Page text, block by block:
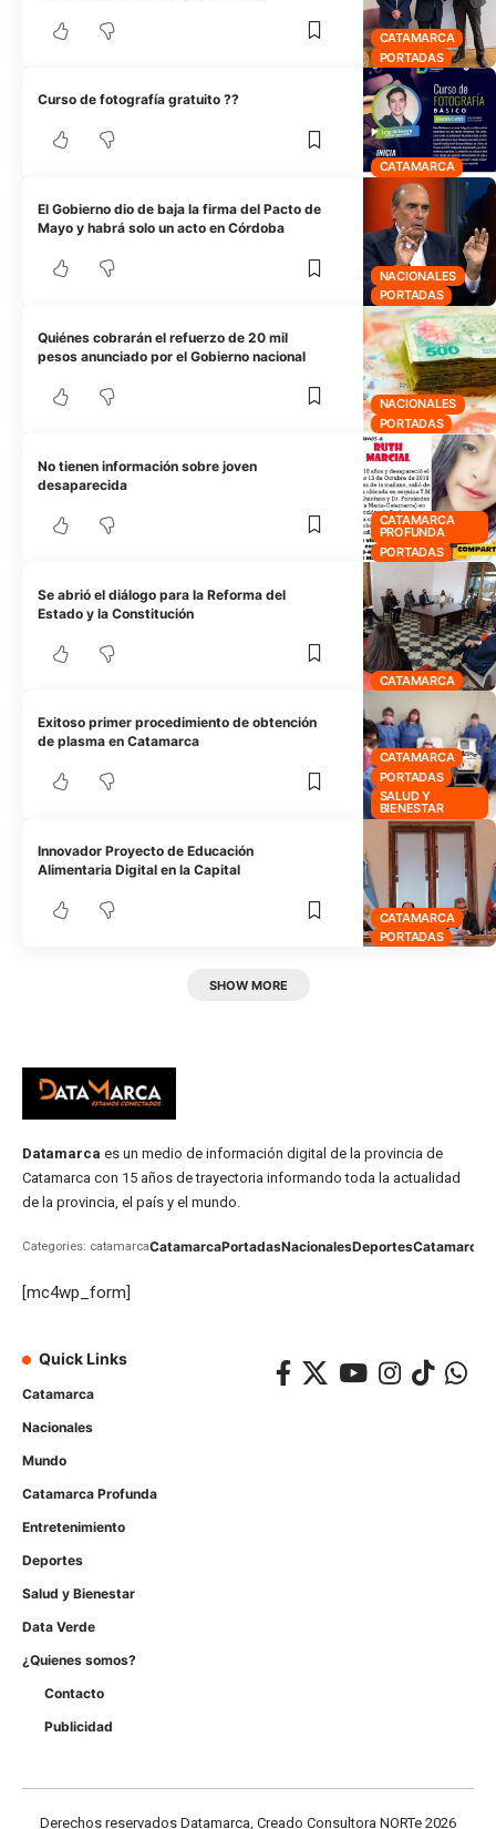
CATAMARCA
PORTADAS
CATAMARCA
Curso de fotografía gratuito ??
NACIONALES
PORTADAS
El Gobierno dio de baja la firma del Pacto de
Mayo y habrá solo un acto en Córdoba
NACIONALES
PORTADAS
Quiénes cobrarán el refuerzo de 20 mil
pesos anunciado por el Gobierno nacional
CATAMARCA
PROFUNDA
PORTADAS
No tienen información sobre joven
desaparecida
CATAMARCA
Se abrió el diálogo para la Reforma del
Estado y la Constitución
CATAMARCA
PORTADAS
SALUD Y
BIENESTAR
Exitoso primer procedimiento de obtención
de plasma en Catamarca
CATAMARCA
PORTADAS
Innovador Proyecto de Educación
Alimentaria Digital en la Capital
SHOW MORE
Datamarca es un medio de información digital de la provincia de
Catamarca con 15 años de trayectoria informando toda la actualidad
de la provincia, el país y el mundo.
Categories: catamarcaCatamarcaPortadasNacionalesDeportesCatamarca
[mc4wp_form]
Quick Links
Catamarca
Nacionales
Mundo
Catamarca Profunda
Entretenimiento
Deportes
Salud y Bienestar
Data Verde
¿Quienes somos?
Contacto
Publicidad
Derechos reservados Datamarca, Creado Consultora NORTe 2026